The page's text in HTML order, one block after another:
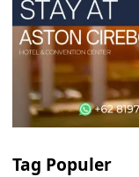
Tag Populer